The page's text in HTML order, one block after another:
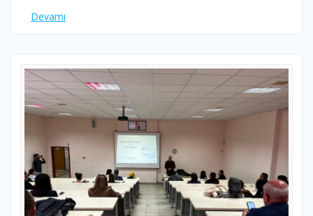
Devamı